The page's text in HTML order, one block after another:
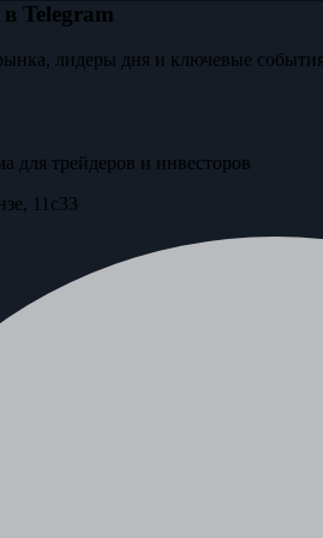
Telegram
лидеры дня и ключевые
для трейдеров и инвесторов
11с33